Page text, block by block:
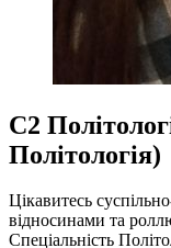
С2
Політологія)
Цікавитесь
відносинами та
Спеціальність